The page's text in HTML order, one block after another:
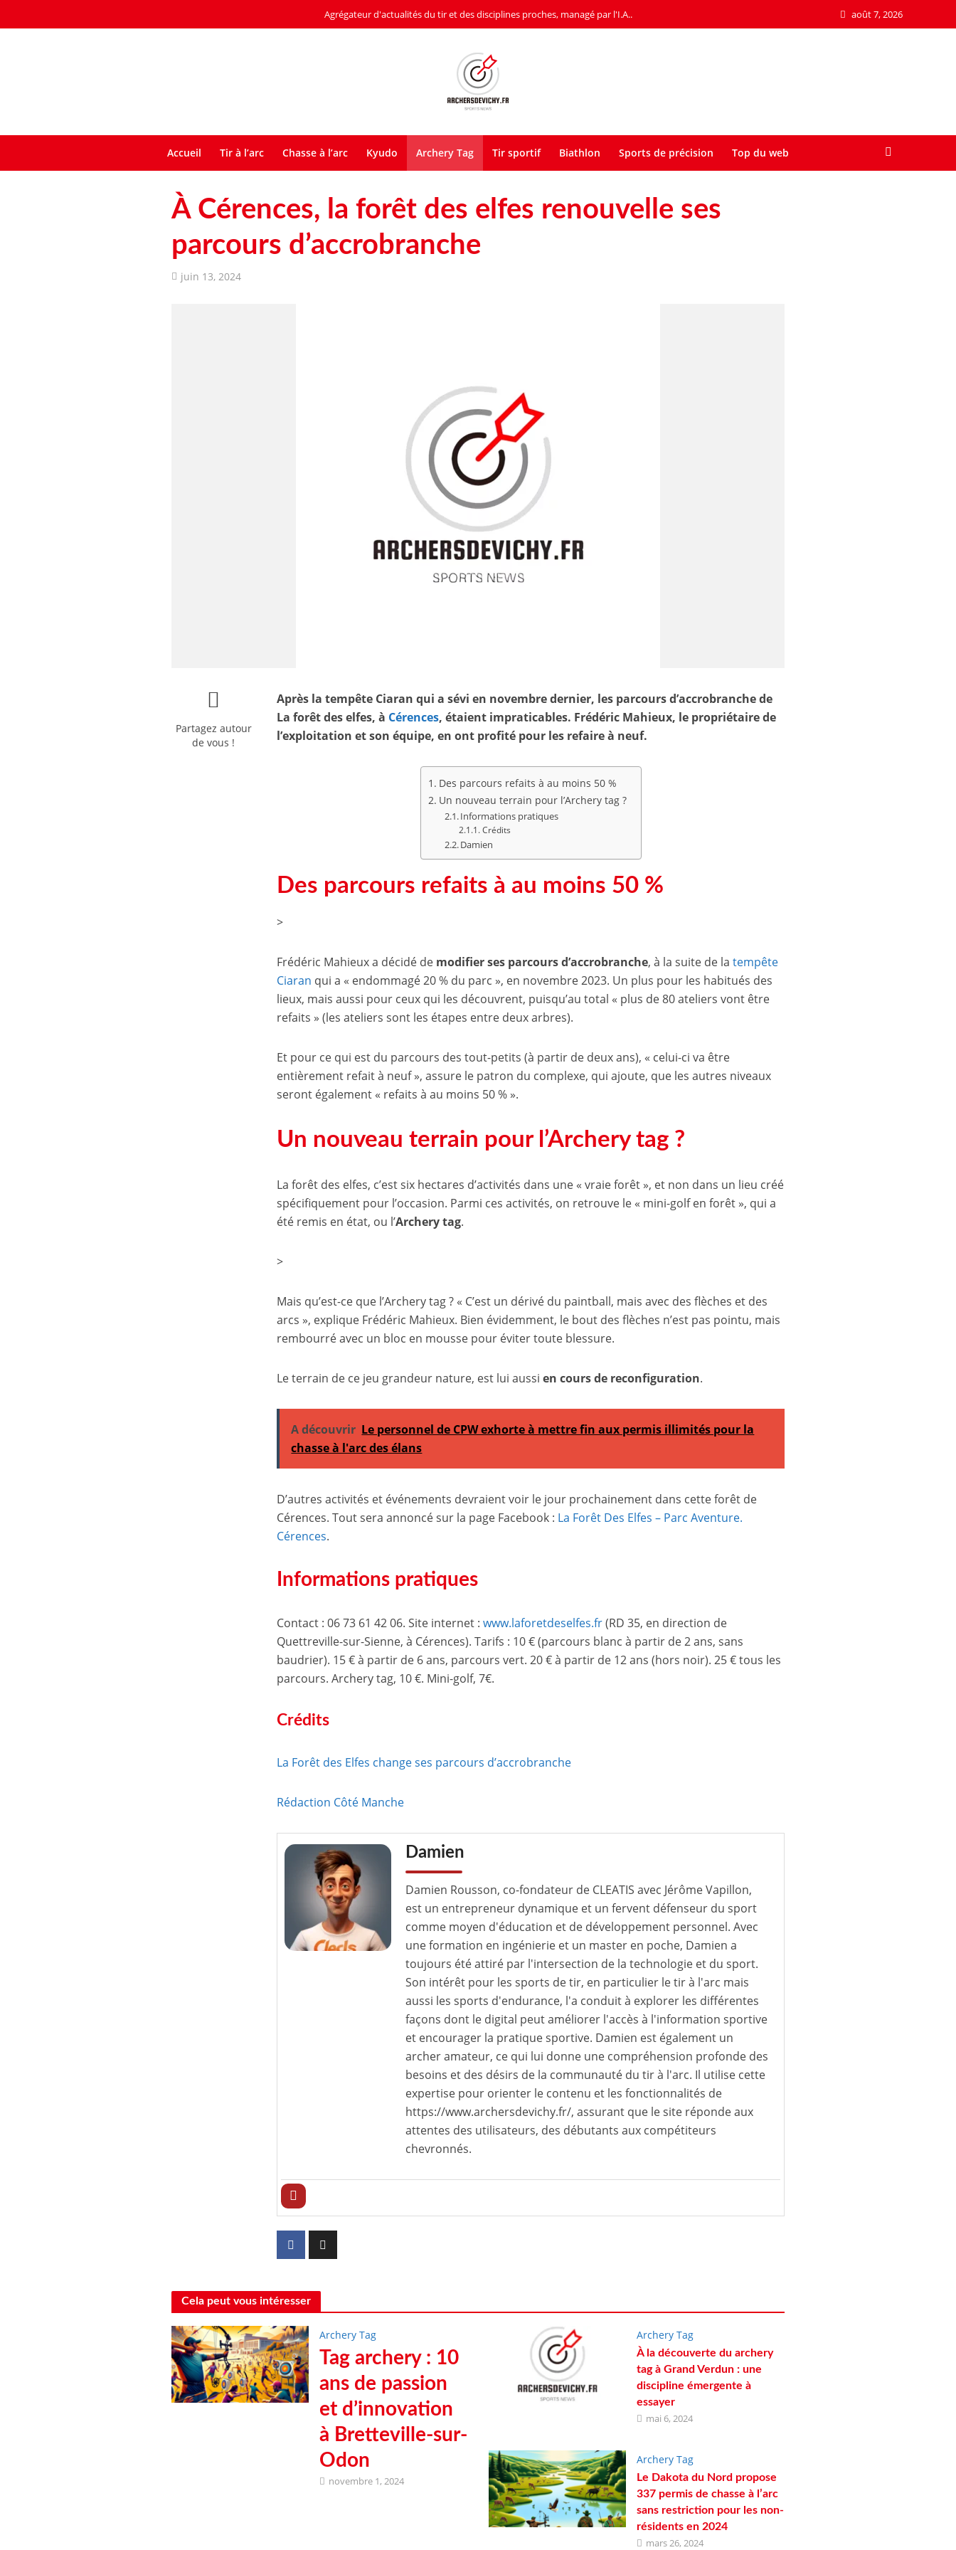
août 7, 2026
Agrégateur d'actualités du tir et des disciplines proches, managé par l'I.A..
Accueil Tir à l’arc Chasse à l’arc Kyudo Archery Tag Tir sportif Biathlon Sports de précision Top du web
À Cérences, la forêt des elfes renouvelle ses
parcours d’accrobranche
juin 13, 2024
Partagez autour
de vous !
Après la tempête Ciaran qui a sévi en novembre dernier, les parcours d’accrobranche de
La forêt des elfes, à Cérences, étaient impraticables. Frédéric Mahieux, le propriétaire de
l’exploitation et son équipe, en ont profité pour les refaire à neuf.
Des parcours refaits à au moins 50 %
Un nouveau terrain pour l’Archery tag ?
Informations pratiques
Crédits
Damien
Des parcours refaits à au moins 50 %
>
Frédéric Mahieux a décidé de modifier ses parcours d’accrobranche, à la suite de latempête
Ciaran qui a « endommagé 20 % du parc », en novembre 2023. Un plus pour les habitués des
lieux, mais aussi pour ceux qui les découvrent, puisqu’au total « plus de 80 ateliers vont être
refaits » (les ateliers sont les étapes entre deux arbres).
Et pour ce qui est du parcours des tout-petits (à partir de deux ans), « celui-ci va être
entièrement refait à neuf », assure le patron du complexe, qui ajoute, que les autres niveaux
seront également « refaits à au moins 50 % ».
Un nouveau terrain pour l’Archery tag ?
La forêt des elfes, c’est six hectares d’activités dans une « vraie forêt », et non dans un lieu créé
spécifiquement pour l’occasion. Parmi ces activités, on retrouve le « mini-golf en forêt », qui a
été remis en état, ou l’Archery tag.
>
Mais qu’est-ce que l’Archery tag ? « C’est un dérivé du paintball, mais avec des flèches et des
arcs », explique Frédéric Mahieux. Bien évidemment, le bout des flèches n’est pas pointu, mais
rembourré avec un bloc en mousse pour éviter toute blessure.
Le terrain de ce jeu grandeur nature, est lui aussien cours de reconfiguration.
A découvrir Le personnel de CPW exhorte à mettre fin aux permis illimités pour la
chasse à l'arc des élans
D’autres activités et événements devraient voir le jour prochainement dans cette forêt de
Cérences. Tout sera annoncé sur la page Facebook : La Forêt Des Elfes – Parc Aventure.
Cérences.
Informations pratiques
Contact : 06 73 61 42 06. Site internet :www.laforetdeselfes.fr(RD 35, en direction de
Quettreville-sur-Sienne, à Cérences). Tarifs : 10 € (parcours blanc à partir de 2 ans, sans
baudrier). 15 € à partir de 6 ans, parcours vert. 20 € à partir de 12 ans (hors noir). 25 € tous les
parcours. Archery tag, 10 €. Mini-golf, 7€.
Crédits
La Forêt des Elfes change ses parcours d’accrobranche
Rédaction Côté Manche
Damien
Damien Rousson, co-fondateur de CLEATIS avec Jérôme Vapillon,
est un entrepreneur dynamique et un fervent défenseur du sport
comme moyen d'éducation et de développement personnel. Avec
une formation en ingénierie et un master en poche, Damien a
toujours été attiré par l'intersection de la technologie et du sport.
Son intérêt pour les sports de tir, en particulier le tir à l'arc mais
aussi les sports d'endurance, l'a conduit à explorer les différentes
façons dont le digital peut améliorer l'accès à l'information sportive
et encourager la pratique sportive. Damien est également un
archer amateur, ce qui lui donne une compréhension profonde des
besoins et des désirs de la communauté du tir à l'arc. Il utilise cette
expertise pour orienter le contenu et les fonctionnalités de
https://www.archersdevichy.fr/, assurant que le site réponde aux
attentes des utilisateurs, des débutants aux compétiteurs
chevronnés.
Cela peut vous intéresser
Archery Tag
Tag archery : 10
ans de passion
et d’innovation
à Bretteville-sur-
Odon
novembre 1, 2024
Archery Tag
À la découverte du archery
tag à Grand Verdun : une
discipline émergente à
essayer
mai 6, 2024
Archery Tag
Le Dakota du Nord propose
337 permis de chasse à l’arc
sans restriction pour les non-
résidents en 2024
mars 26, 2024